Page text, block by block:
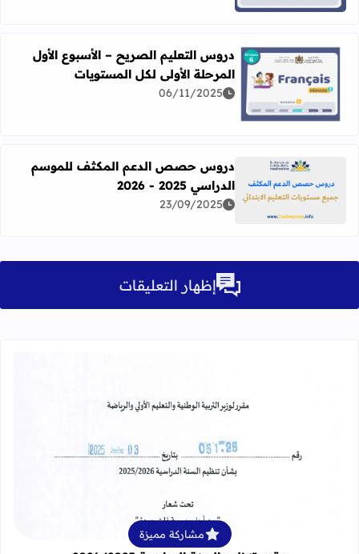
اقرأ المزيد عن دروس التعليم الصريح – الأسبوع الأول
دروس التعليم الصريح – الأسبوع الأول
المرحلة الأولى لكل المستويات
06/11/2025
اقرأ المزيد عن دروس حصص الدعم المكثف للموسم الدراسي 2025 -
دروس حصص الدعم المكثف للموسم
الدراسي 2025 - 2026
23/09/2025
إظهار التعليقات
قراءة المزيد عن مقرر تنظيم السنة الدراسية
مشاركة مميزة